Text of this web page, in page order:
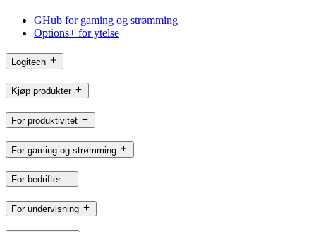
GHub for gaming og strømming
Options+ for ytelse
Logitech
Kjøp produkter
For produktivitet
For gaming og strømming
For bedrifter
For undervisning